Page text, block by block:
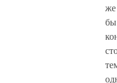
же
бы